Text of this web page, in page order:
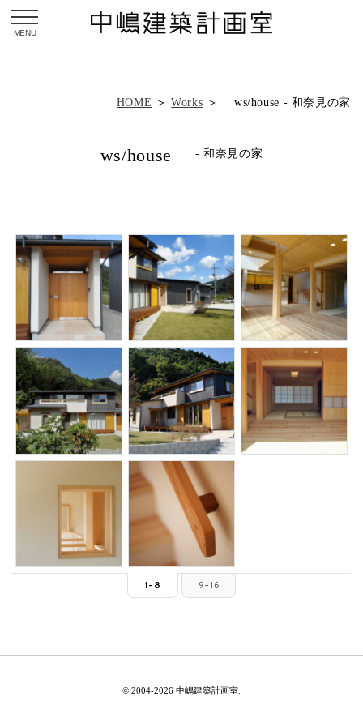
HOME ＞Works ＞ ws/house - 和奈見の家
ws/house - 和奈見の家
1-8 9-16
© 2004-2026 中嶋建築計画室.
toggle navigation